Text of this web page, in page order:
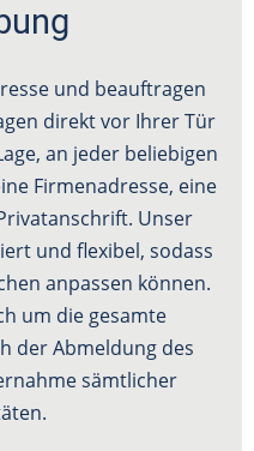
und beauftragen
direkt vor Ihrer Tür
an jeder beliebigen
Firmenadresse, eine
Unser
und flexibel, sodass
anpassen können.
um die gesamte
der Abmeldung des
sämtlicher